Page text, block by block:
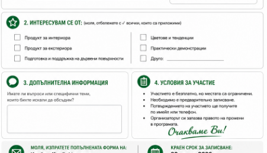
Файлове Контакт
в екстериора.
повърхности. Дървесината възвръща естественият си
вода. Нанесете около 100 мл/м2 чрез втриване с твърда